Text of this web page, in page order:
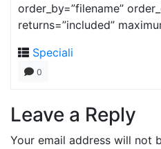
order_by=”filename”
returns=”included”
Speciali
0
Leave a Reply
Your email address will not